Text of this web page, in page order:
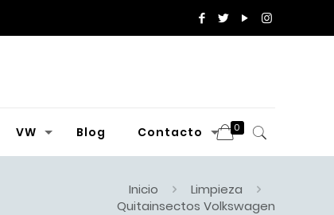
VW Blog Contacto 0
Inicio
Limpieza
Quitainsectos Volkswagen